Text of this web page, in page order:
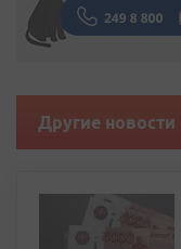
Другие новости